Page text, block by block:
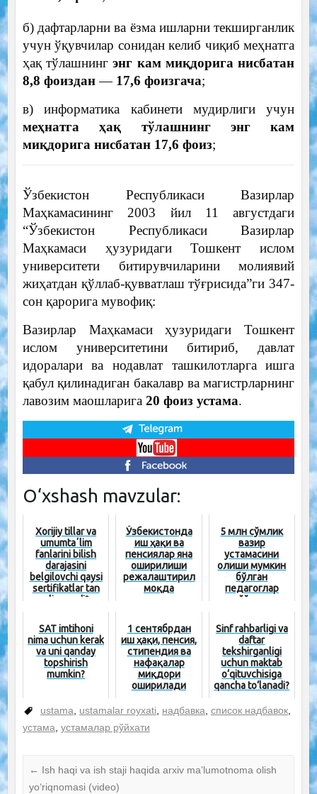
б) дафтарларни ва ёзма ишларни текширганлик
учун ўқувчилар сонидан келиб чиқиб меҳнатга
ҳақ тўлашнингэнг кам миқдорига нисбатан
8,8 фоиздан— 17,6 фоизгача;
в) информатика кабинети мудирлиги учун
меҳнатга ҳақ тўлашнинг энг кам
миқдорига нисбатан 17,6 фоиз;
Ўзбекистон Республикаси Вазирлар
Маҳкамасининг 2003 йил 11 августдаги
“Ўзбекистон Республикаси Вазирлар
Маҳкамаси ҳузуридаги Тошкент ислом
университети битирувчиларини молиявий
жиҳатдан қўллаб-қувватлаш тўғрисида”ги 347-
сон қарорига мувофиқ:
Вазирлар Маҳкамаси ҳузуридаги Тошкент
ислом университетини битириб, давлат
идоралари ва нодавлат ташкилотларга ишга
қабул қилинадиган бакалавр ва магистрларнинг
лавозим маошларига 20 фоиз устама.
O‘xshash mavzular:
Xorijiy tillar va
umumtaʼlim
fanlarini bilish
darajasini
belgilovchi qaysi
sertifikatlar tan
olinmaydi?
Ўзбекистонда
иш ҳақи ва
пенсиялар яна
оширилиши
режалаштирил
моқда
5 млн сўмлик
вазир
устамасини
олиши мумкин
бўлган
педагоглар
рўйхати
SAT imtihoni
nima uchun kerak
va uni qanday
topshirish
mumkin?
1 сентябрдан
иш ҳақи, пенсия,
стипендия ва
нафақалар
миқдори
оширилади
Sinf rahbarligi va
daftar
tekshirganligi
uchun maktab
o‘qituvchisiga
qancha to‘lanadi?
ustama, ustamalar royxati, надбавка, список надбавок,
устама, устамалар рўйхати
← Ish haqi va ish staji haqida arxiv ma’lumotnoma olish
yo‘riqnomasi (video)